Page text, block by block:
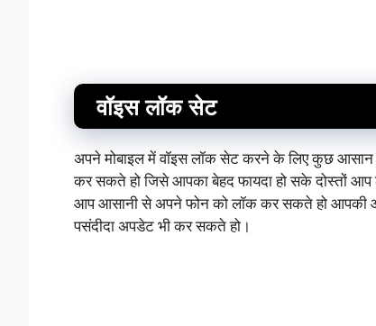
वॉइस लॉक सेट
अपने मोबाइल में वॉइस लॉक सेट करने के लिए कुछ आसान
कर सकते हो जिसे आपका बेहद फायदा हो सके दोस्तों
आप आसानी से अपने फोन को लॉक कर सकते हो आपकी
पसंदीदा अपडेट भी कर सकते हो।